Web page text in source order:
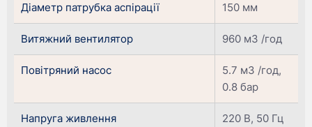
Діаметр патрубка аспірації 150 мм
Витяжний вентилятор 960 м3 /год
Повітряний насос
5.7 м3 /год,
0.8 бар
Напруга живлення 220 В, 50 Гц